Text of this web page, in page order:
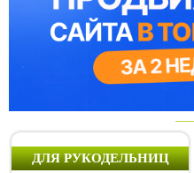
ДЛЯ РУКОДЕЛЬНИЦ